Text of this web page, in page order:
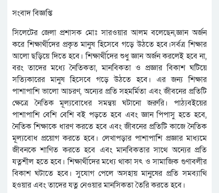
সংবাদ বিজ্ঞপ্তি
সিলেটের জেলা প্রশাসক মোঃ সারওয়ার আলম বলেছেন,জ্ঞান অর্জন
করে শিক্ষার্থীদের প্রকৃত মানুষ হিসেবে গড়ে উঠতে হবে।সর্বত্র শিক্ষার
আলো ছড়িয়ে দিতে হবে। শিক্ষার্থীদের শুধু জ্ঞান অর্জন করলেই হবে না,
বরং তাদের মধ্যে নৈতিকতা, মানবিকতা ও প্রজ্ঞার বিকাশ ঘটিয়ে
সত্যিকারের মানুষ হিসেবে গড়ে উঠতে হবে। এর জন্য শিক্ষার
পাশাপাশি ভালো আচরণ, অন্যের প্রতি সহমর্মিতা এবং জীবনের প্রতিটি
ক্ষেত্রে নৈতিক মূল্যবোধের সমন্বয় ঘটানো জরুরি। পাঠ্যবইয়ের
পাশাপাশি বেশি বেশি বই পড়তে হবে এবং জ্ঞান পিপাসু হতে হবে,
নৈতিক শিক্ষাকে ধারণ করতে হবে এবং জীবনের প্রতিটি কাজে নৈতিক
মূল্যবোধ প্রয়োগ করতে হবে। লেখাপড়ার পাশাপাশি প্রজ্ঞার মাধ্যমে
জীবনকে শাণিত করতে হবে এবং মানবিকতার সাথে অন্যের প্রতি
যত্নশীল হতে হবে। শিক্ষার্থীদের মধ্যে থাকা সৎ ও সামাজিক গুণাবলীর
বিকাশ ঘটাতে হবে। সুযোগ পেলে অসহায় মানুষের প্রতি সমব্যাথি
হওয়ার এবং তাদের যত্ন নেওয়ার মানসিকতা তৈরি করতে হবে।